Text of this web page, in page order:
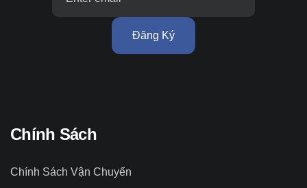
Đăng Ký
Chính Sách
Chính Sách Vận Chuyển